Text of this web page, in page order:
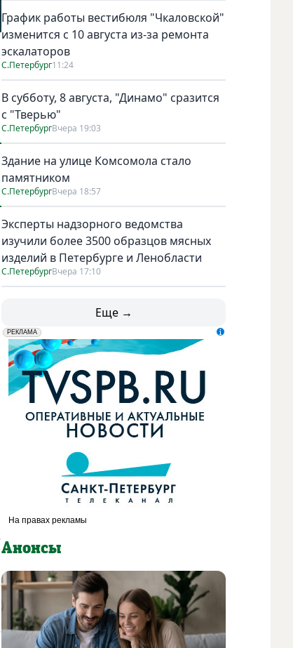
График работы вестибюля "Чкаловской"
изменится с 10 августа из-за ремонта
эскалаторов
С.Петербург11:24
В субботу, 8 августа, "Динамо" сразится
с "Тверью"
С.ПетербургВчера 19:03
Здание на улице Комсомола стало
памятником
С.ПетербургВчера 18:57
Эксперты надзорного ведомства
изучили более 3500 образцов мясных
изделий в Петербурге и Ленобласти
С.ПетербургВчера 17:10
Еще →
erid: LdtCK5udn
РЕКЛАМА
АО "ГАТР", ИНН: 7841320717
Анонсы